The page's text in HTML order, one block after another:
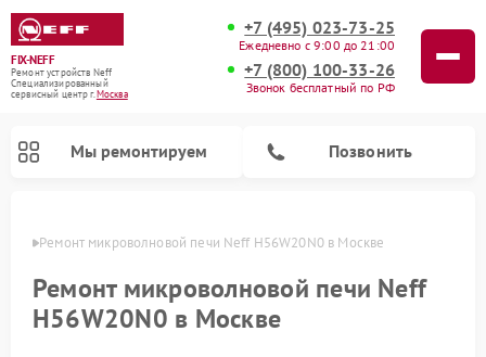
FIX-NEFF
Ремонт устройств Neff
Специализированный
cервисный центр г.Москва
+7 (495) 023-73-25
Ежедневно с 9:00 до 21:00
+7 (800) 100-33-26
Звонок бесплатный по РФ
Мы ремонтируем Позвонить
Ремонт микроволновой печи Neff H56W20N0 в Москве
Ремонт микроволновой печи Neff
H56W20N0 в Москве